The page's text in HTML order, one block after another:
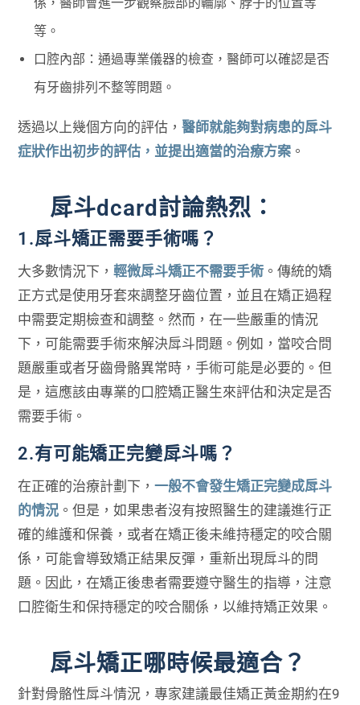
等。
口腔內部：通過專業儀器的檢查，醫師可以確認是否
有牙齒排列不整等問題。
透過以上幾個方向的評估，醫師就能夠對病患的戽斗
症狀作出初步的評估，並提出適當的治療方案 。
戽斗dcard討論熱烈：
1.戽斗矯正需要手術嗎？
大多數情況下，輕微戽斗矯正不需要手術 。傳統的矯
正方式是使用牙套來調整牙齒位置，並且在矯正過程
中需要定期檢查和調整。然而，在一些嚴重的情況
下，可能需要手術來解決戽斗問題。例如，當咬合問
題嚴重或者牙齒骨骼異常時，手術可能是必要的。但
是，這應該由專業的口腔矯正醫生來評估和決定是否
需要手術。
2.有可能矯正完變戽斗嗎？
在正確的治療計劃下，一般不會發生矯正完變成戽斗
的情況 。但是，如果患者沒有按照醫生的建議進行正
確的維護和保養，或者在矯正後未維持穩定的咬合關
係，可能會導致矯正結果反彈，重新出現戽斗的問
題。因此，在矯正後患者需要遵守醫生的指導，注意
口腔衛生和保持穩定的咬合關係，以維持矯正效果。
戽斗矯正哪時候最適合？
針對骨骼性戽斗情況，專家建議最佳矯正黃金期約在9